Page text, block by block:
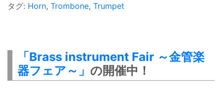
タグ: Horn, Trombone, Trumpet
「Brass instrument Fair ～金管楽
器フェア～」 の開催中！